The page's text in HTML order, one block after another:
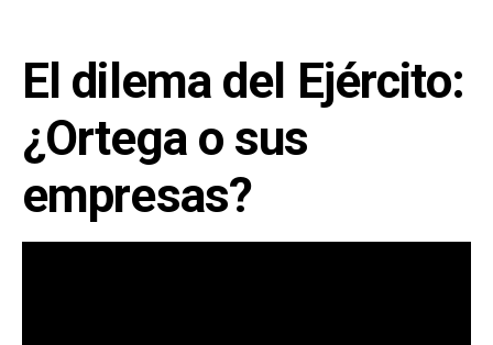
El dilema del Ejército:
¿Ortega o sus
empresas?